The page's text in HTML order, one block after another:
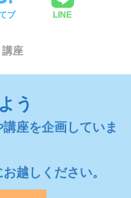
ブ LINE
講座
う
座を企画していま
越しください。